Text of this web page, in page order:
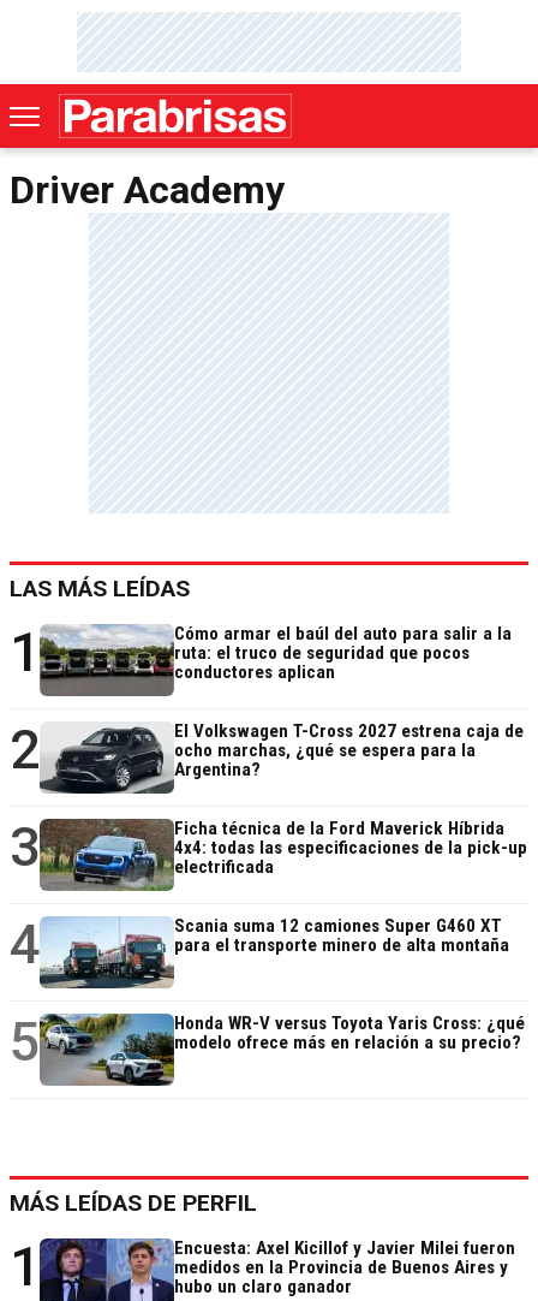
Driver Academy
LAS MÁS LEÍDAS
1
Cómo armar el baúl del auto para salir a la
ruta: el truco de seguridad que pocos
conductores aplican
2
El Volkswagen T-Cross 2027 estrena caja de
ocho marchas, ¿qué se espera para la
Argentina?
3
Ficha técnica de la Ford Maverick Híbrida
4x4: todas las especificaciones de la pick-up
electrificada
4
Scania suma 12 camiones Super G460 XT
para el transporte minero de alta montaña
5
Honda WR-V versus Toyota Yaris Cross: ¿qué
modelo ofrece más en relación a su precio?
MÁS LEÍDAS DE PERFIL
1
Encuesta: Axel Kicillof y Javier Milei fueron
medidos en la Provincia de Buenos Aires y
hubo un claro ganador